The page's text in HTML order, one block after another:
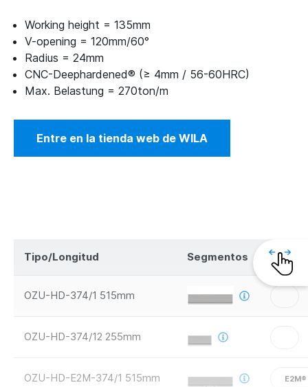
Working height = 135mm
V-opening = 120mm/60°
Radius = 24mm
CNC-Deephardened® (≥ 4mm / 56-60HRC)
Max. Belastung = 270ton/m
Entre en la tienda web de WILA
Tipo/Longitud Segmentos
OZU-HD-374/1 515mm
OZU-HD-374/12 255mm
OZU-HD-E2M-374/1 515mm E2M®